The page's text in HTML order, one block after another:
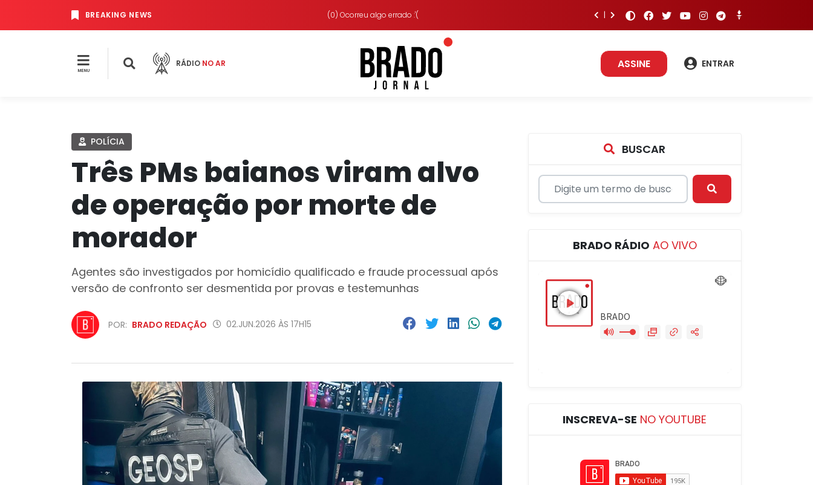
BREAKING NEWS (0) Ocorreu algo errado :'(
MENU
RÁDIO NO AR ASSINE ENTRAR
POLÍCIA
Três PMs baianos viram alvo
de operação por morte de
morador
Agentes são investigados por homicídio qualificado e fraude processual após
versão de confronto ser desmentida por provas e testemunhas
POR: BRADO REDAÇÃO 02.JUN.2026 ÀS 17H15
BUSCAR
BRADO RÁDIO AO VIVO
INSCREVA-SE NO YOUTUBE